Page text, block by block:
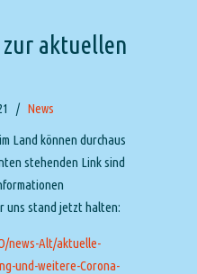
zur aktuellen
/ News
Land können durchaus
stehenden Link sind
uns stand jetzt halten:
news-Alt/aktuelle-
und-weitere-Corona-